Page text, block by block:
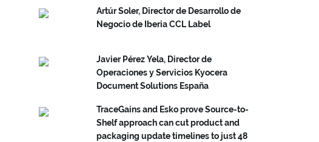
Artúr Soler, Director de Desarrollo de
Negocio de Iberia CCL Label
Javier Pérez Yela, Director de
Operaciones y Servicios Kyocera
Document Solutions España
TraceGains and Esko prove Source-to-
Shelf approach can cut product and
packaging update timelines to just 48